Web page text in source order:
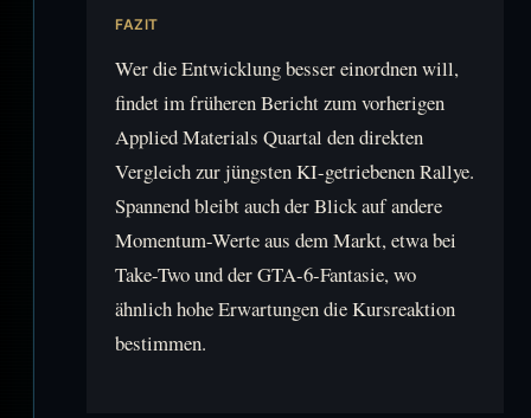
FAZIT
Wer die Entwicklung besser einordnen will,
findet im früheren Bericht zum vorherigen
Applied Materials Quartal den direkten
Vergleich zur jüngsten KI-getriebenen Rallye.
Spannend bleibt auch der Blick auf andere
Momentum-Werte aus dem Markt, etwa bei
Take-Two und der GTA-6-Fantasie, wo
ähnlich hohe Erwartungen die Kursreaktion
bestimmen.